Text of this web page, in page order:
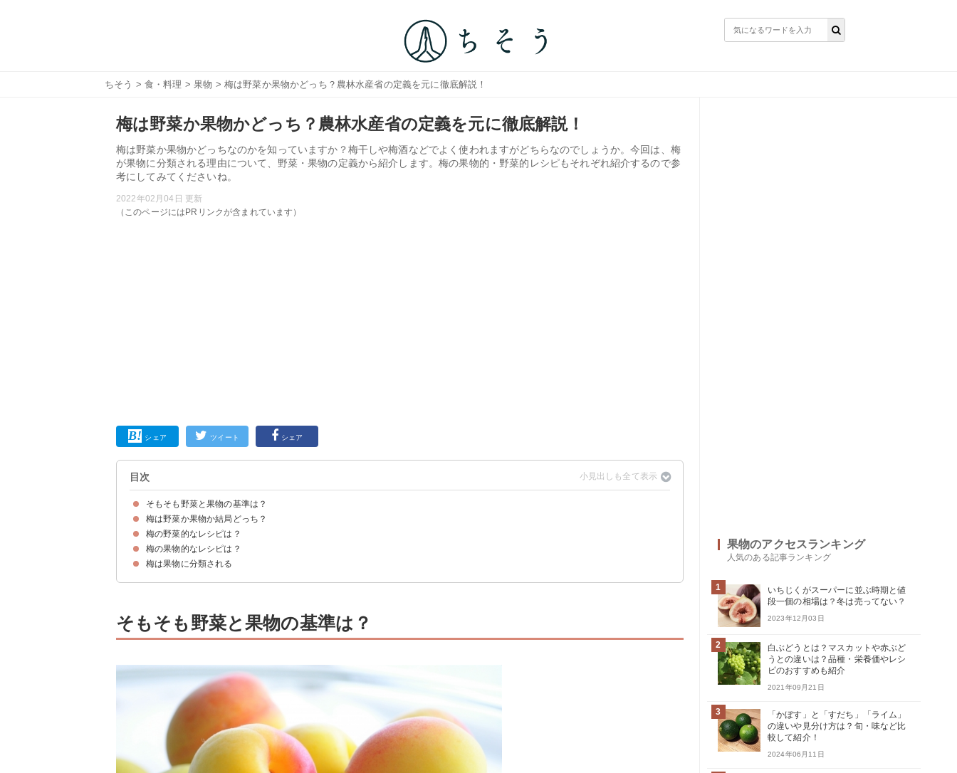
ちそう > 食・料理 >果物 > 梅は野菜か果物かどっち？農林水産省の定義を元に徹底解説！
梅は野菜か果物かどっち？農林水産省の定義を元に徹底解説！
梅は野菜か果物かどっちなのかを知っていますか？梅干しや梅酒などでよく使われますがどちらなのでしょうか。今回は、梅
が果物に分類される理由について、野菜・果物の定義から紹介します。梅の果物的・野菜的レシピもそれぞれ紹介するので参
考にしてみてくださいね。
2022年02月04日 更新
（このページにはPRリンクが含まれています）
シェア ツイート シェア
目次
そもそも野菜と果物の基準は？
野菜の定義
果物の定義
梅は野菜か果物か結局どっち？
梅は基本的に「果物」に分類される
果物（野菜的果物）に分類されるその他の食材
野菜（果菜類・果実的野菜）に分類されるその他の食材
梅の野菜的なレシピは？
①梅とひじきのだし漬け
②鶏もも肉と梅の実の煮物
梅の果物的なレシピは？
①梅ゼリー
②シャーベット
梅は果物に分類される
そもそも野菜と果物の基準は？
果物のアクセスランキング
人気のある記事ランキング
1
いちじくがスーパーに並ぶ時期と値
段一個の相場は？冬は売ってない？
2023年12月03日
2
白ぶどうとは？マスカットや赤ぶど
うとの違いは？品種・栄養価やレシ
ピのおすすめも紹介
2021年09月21日
3
「かぼす」と「すだち」「ライム」
の違いや見分け方は？旬・味など比
較して紹介！
2024年06月11日